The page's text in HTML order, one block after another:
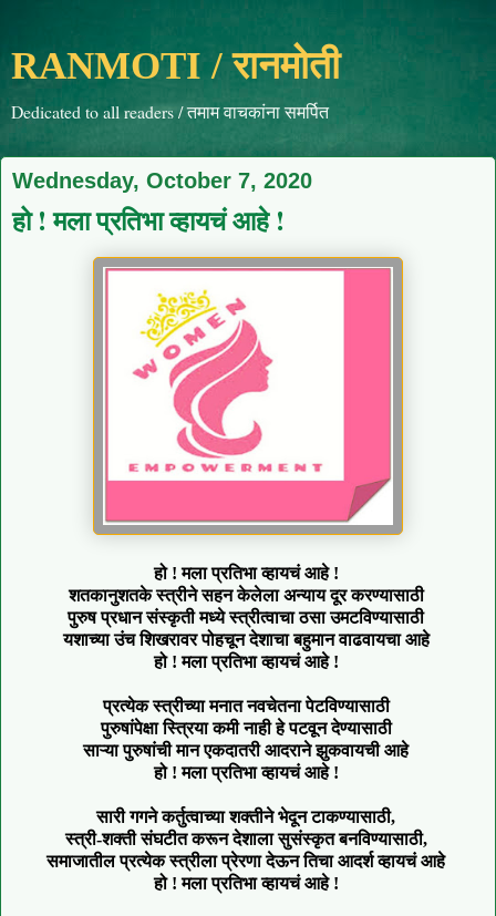
RANMOTI / रानमोती
Dedicated to all readers / तमाम वाचकांना समर्पित
Wednesday, October 7, 2020
हो ! मला प्रतिभा व्हायचं आहे !
हो ! मला प्रतिभा व्हायचं आहे !
शतकानुशतके स्त्रीने सहन केलेला अन्याय दूर करण्यासाठी
पुरुष प्रधान संस्कृती मध्ये स्त्रीत्वाचा ठसा उमटविण्यासाठी
यशाच्या उंच शिखरावर पोहचून देशाचा बहुमान वाढवायचा आहे
हो ! मला प्रतिभा व्हायचं आहे !
प्रत्येक स्त्रीच्या मनात नवचेतना पेटविण्यासाठी
पुरुषांपेक्षा स्त्रिया कमी नाही हे पटवून देण्यासाठी
साऱ्या पुरुषांची मान एकदातरी आदराने झुकवायची आहे
हो ! मला प्रतिभा व्हायचं आहे !
सारी गगने कर्तुत्वाच्या शक्तीने भेदून टाकण्यासाठी,
स्त्री-शक्ती संघटीत करून देशाला सुसंस्कृत बनविण्यासाठी,
समाजातील प्रत्येक स्त्रीला प्रेरणा देऊन तिचा आदर्श व्हायचं आहे
हो ! मला प्रतिभा व्हायचं आहे !